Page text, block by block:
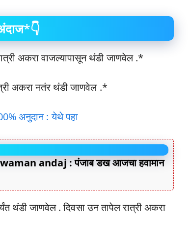
अकरा वाजल्यापासून थंडी जाणवेल .*
अकरा नतंर थंडी जाणवेल .*
अनुदान : येथे पहा
andaj : पंजाब डख आजचा हवामान
थंडी जाणवेल . दिवसा उन तापेल रात्री अकरा